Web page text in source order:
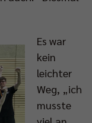
Es war
kein
leichter
Weg, „ich
musste